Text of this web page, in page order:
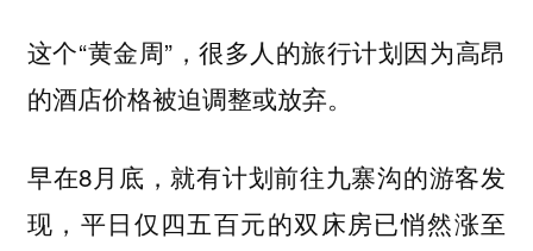
这个“黄金周”，很多人的旅行计划因为高昂
的酒店价格被迫调整或放弃。
早在8月底，就有计划前往九寨沟的游客发
现，平日仅四五百元的双床房已悄然涨至